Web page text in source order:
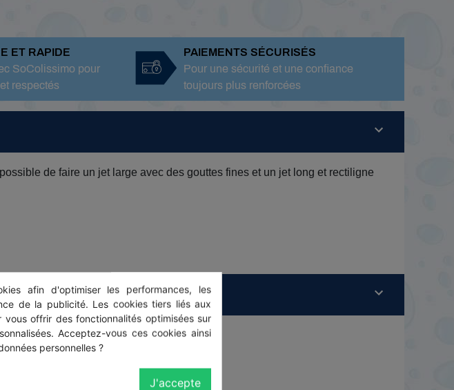
ET RAPIDE
SoColissimo pour
respectés
PAIEMENTS SÉCURISÉS
Pour une sécurité et une confiance
toujours plus renforcées
de faire un jet large avec des gouttes fines et un jet long et rectiligne
afin d'optimiser les performances, les
de la publicité. Les cookies tiers liés aux
offrir des fonctionnalités optimisées sur
Acceptez-vous ces cookies ainsi
personnelles ?
J'accepte